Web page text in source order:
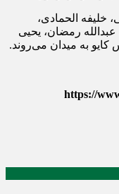
خلیفه الحمادی،
عبدالله رمضان، یحیی
کایو به میدان می‌روند.
https://